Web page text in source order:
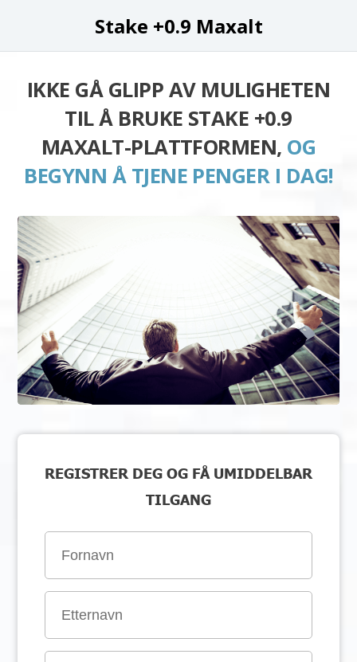
Stake +0.9 Maxalt
IKKE GÅ GLIPP AV MULIGHETEN
TIL Å BRUKE STAKE +0.9
MAXALT-PLATTFORMEN, OG
BEGYNN Å TJENE PENGER I DAG!
REGISTRER DEG OG FÅ UMIDDELBAR
TILGANG